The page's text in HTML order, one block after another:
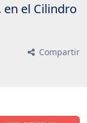
en el Cilindro
Compartir